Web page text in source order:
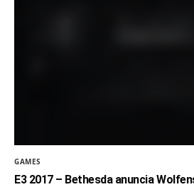
GAMES
E3 2017 – Bethesda anuncia